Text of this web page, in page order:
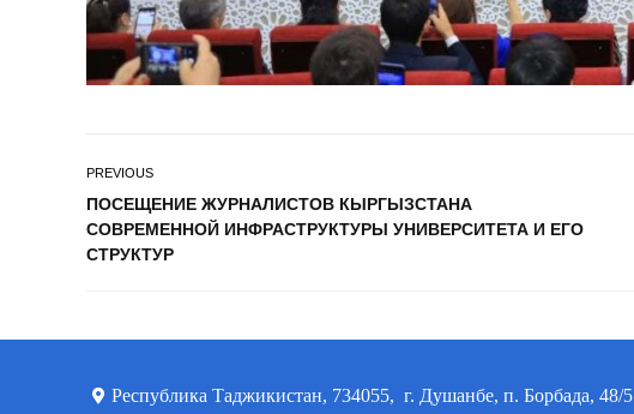
PREVIOUS
ПОСЕЩЕНИЕ ЖУРНАЛИСТОВ КЫРГЫЗСТАНА
СОВРЕМЕННОЙ ИНФРАСТРУКТУРЫ УНИВЕРСИТЕТА И ЕГО
СТРУКТУР
Республика Таджикистан, 734055, г. Душанбе, п. Борбада, 48/5